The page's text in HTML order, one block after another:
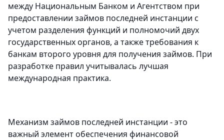
между Национальным Банком и Агентством при
предоставлении займов последней инстанции с
учетом разделения функций и полномочий двух
государственных органов, а также требования к
банкам второго уровня для получения займов. При
разработке правил учитывалась лучшая
международная практика.
Механизм займов последней инстанции - это
важный элемент обеспечения финансовой